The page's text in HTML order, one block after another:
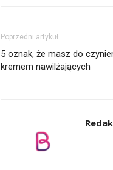
Poprzedni artykuł
5 oznak, że masz do
kremem nawilżających